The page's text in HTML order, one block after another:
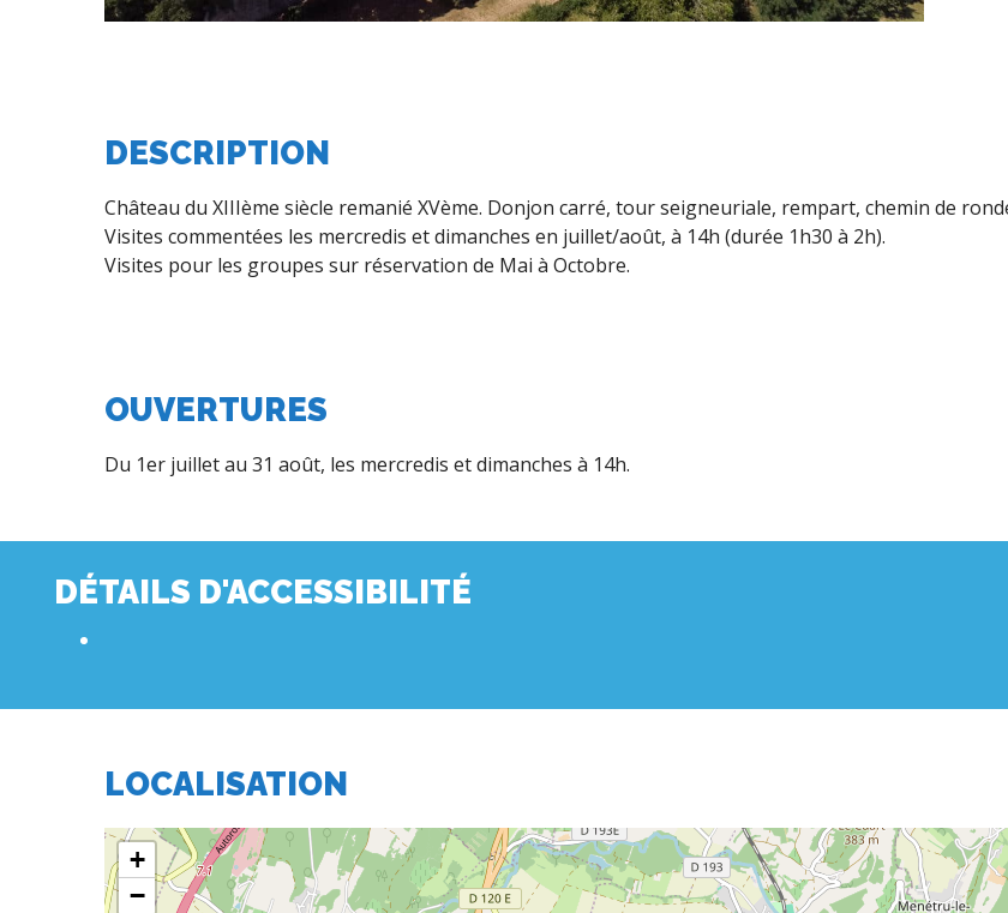
DESCRIPTION
Château du XIIIème siècle remanié XVème. Donjon carré, tour seigneuriale, rempart, chemin de
Visites commentées les mercredis et dimanches en juillet/août, à 14h (durée 1h30 à 2h).
Visites pour les groupes sur réservation de Mai à Octobre.
OUVERTURES
Du 1er juillet au 31 août, les mercredis et dimanches à 14h.
DÉTAILS D'ACCESSIBILITÉ
LOCALISATION
+
−